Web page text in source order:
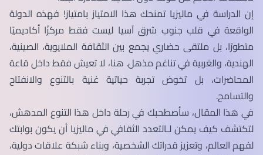
إن الدراسة في ماليزيا تمنحك هذا الامتياز بامتياز! فهذه الدولة
الواقعة في قلب جنوب شرق آسيا ليست فقط مركزًا أكاديميًا
متطورًا، بل ملتقى حضاري يجمع بين الثقافة الملايوية، الصينية،
الهندية، والغربية في تناغم مذهل. هنا، لا تعيش فقط داخل قاعة
المحاضرات، بل تخوض تجربة حياتية غنية بالتنوع والانفتاح
والتسامح.
في هذا المقال، سأصطحبك في رحلة داخل هذا التنوع المدهش،
لتكتشف كيف يمكن لـالتعدد الثقافي في ماليزيا أن يكون بوابتك
لفهم العالم، وتعزيز قدراتك الشخصية، وبناء شبكة علاقات دولية،